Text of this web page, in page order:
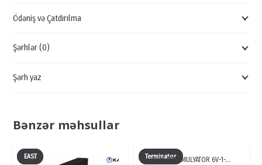
GÜC
10A
TƏCHİZATI
Ödəniş və Çatdırılma
Şərhlər (0)
Şərh yaz
Bənzər məhsullar
EAST Terminator
UPS AKKUMULYATOR 6V-1-…